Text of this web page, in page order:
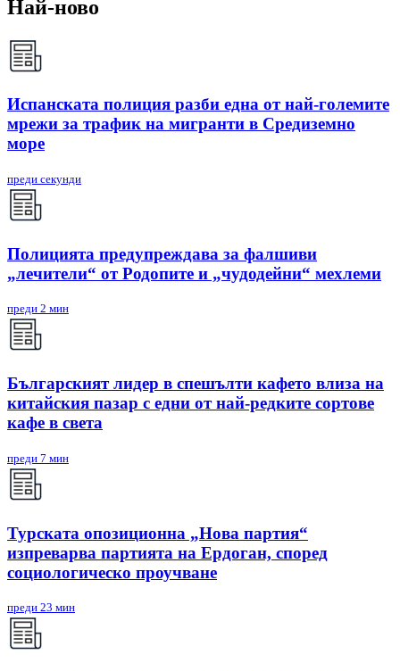
Най-ново
Испанската полиция разби една от най-големите
мрежи за трафик на мигранти в Средиземно
море
преди секунди
Полицията предупреждава за фалшиви
„лечители“ от Родопите и „чудодейни“ мехлеми
преди 2 мин
Българският лидер в спешълти кафето влиза на
китайския пазар с едни от най-редките сортове
кафе в света
преди 7 мин
Турската опозиционна „Нова партия“
изпреварва партията на Ердоган, според
социологическо проучване
преди 23 мин